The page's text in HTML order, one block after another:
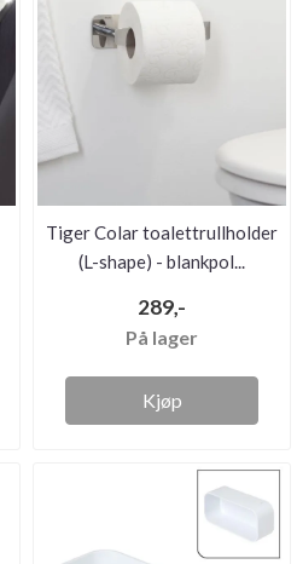
Tiger Colar toalettrullholder
(L-shape) - blankpol...
289,-
På lager
Kjøp